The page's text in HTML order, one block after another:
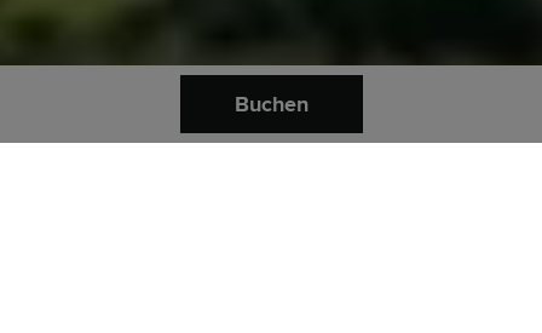
Buchen